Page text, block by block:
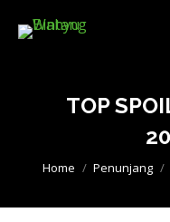
TOP
You are here:
Home Penunjang